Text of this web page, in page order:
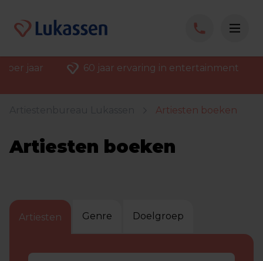
per jaar 60 jaar ervaring in entertainment
Artiesten boeken
Artiesten boeken
Artiesten Genre Doelgroep